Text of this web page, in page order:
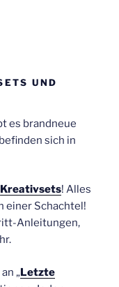
UND
es brandneue
sich in
Kreativsets! Alles
einer Schachtel!
Anleitungen,
„Letzte